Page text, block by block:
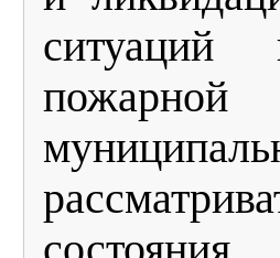
ситуаций
пожарной